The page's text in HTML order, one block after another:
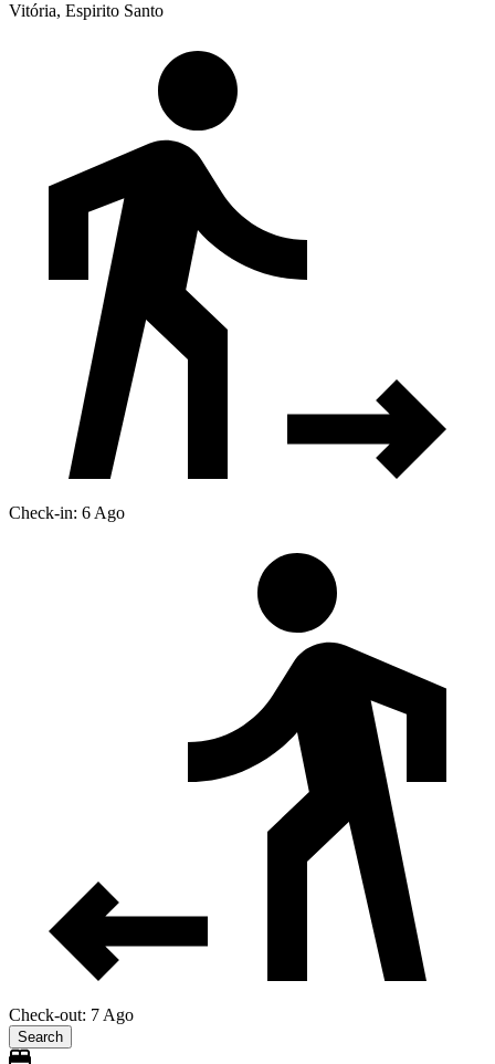
Vitória, Espirito Santo
Check-in: 6 Ago
Check-out: 7 Ago
Search